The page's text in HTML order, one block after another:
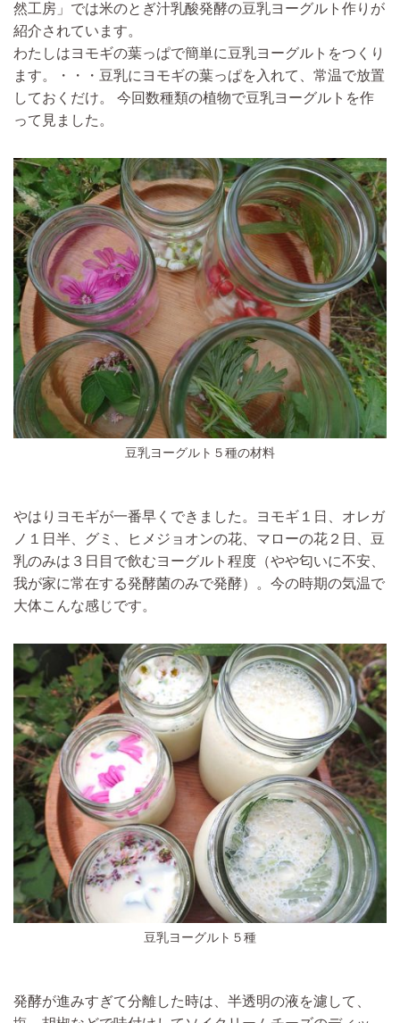
然工房」では米のとぎ汁乳酸発酵の豆乳ヨーグルト作りが
紹介されています。
わたしはヨモギの葉っぱで簡単に豆乳ヨーグルトをつくり
ます。・・・豆乳にヨモギの葉っぱを入れて、常温で放置
しておくだけ。
今回数種類の植物で豆乳ヨーグルトを作
って見ました。
豆乳ヨーグルト５種の材料
やはりヨモギが一番早くできました。
ヨモギ１日、オレガ
ノ１日半、グミ、ヒメジョオンの花、マローの花２日、豆
乳のみは３日目で飲むヨーグルト程度（やや匂いに不安、
我が家に常在する発酵菌のみで発酵）。 今の時期の気温で
大体こんな感じです。
豆乳ヨーグルト５種
発酵が進みすぎて分離した時は、半透明の液を濾して、